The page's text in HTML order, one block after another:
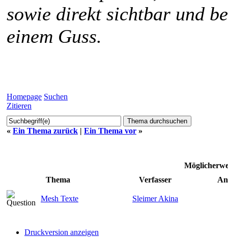
sowie direkt sichtbar und
einem Guss.
Homepage Suchen
Zitieren
« Ein Thema zurück | Ein Thema vor »
Thema
Verfasser
Mesh Texte Sleimer Akina
Druckversion anzeigen